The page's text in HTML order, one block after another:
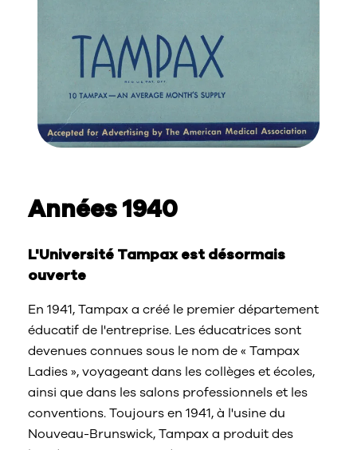
Années 1940
L'Université Tampax est désormais
ouverte
En 1941, Tampax a créé le premier département
éducatif de l'entreprise. Les éducatrices sont
devenues connues sous le nom de « Tampax
Ladies », voyageant dans les collèges et écoles,
ainsi que dans les salons professionnels et les
conventions. Toujours en 1941, à l'usine du
Nouveau-Brunswick, Tampax a produit des